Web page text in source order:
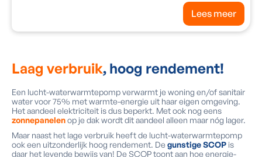
Lees meer
Laag verbruik, hoog rendement!
Een lucht-waterwarmtepomp verwarmt je woning en/of sanitair
water voor 75% met warmte-energie uit haar eigen omgeving.
Het aandeel elektriciteit is dus beperkt. Met ook nog eens
zonnepanelenop je dak wordt dit aandeel alleen maar nóg lager.
Maar naast het lage verbruik heeft de lucht-waterwarmtepomp
ook een uitzonderlijk hoog rendement. De gunstige SCOP is
daar het levende bewijs van! De SCOP toont aan hoe energie-